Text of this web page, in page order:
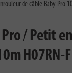
de câble Baby Pro
/ Petit
H07RN-